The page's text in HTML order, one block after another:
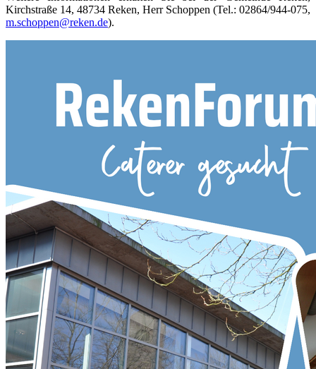
Kirchstraße 14, 48734 Reken, Herr Schoppen (Tel.: 02864/944-075,
m.schoppen@reken.de).